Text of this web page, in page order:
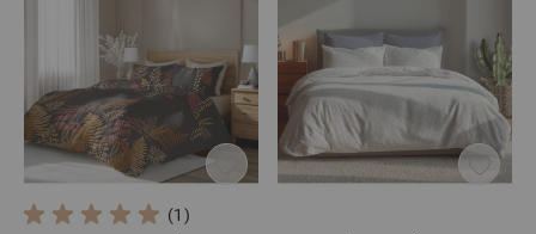
(1)